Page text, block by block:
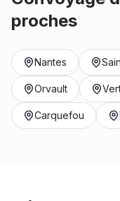
proches
Nantes
Orvault
Carquefou